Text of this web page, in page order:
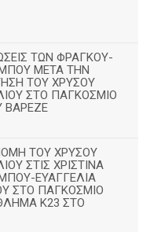
ΤΩΝ ΦΡΑΓΚΟΥ-
ΜΕΤΑ ΤΗΝ
ΤΟΥ ΧΡΥΣΟΥ
ΣΤΟ ΠΑΓΚΟΣΜΙΟ
ΒΑΡΕΖΕ
ΤΟΥ ΧΡΥΣΟΥ
ΣΤΙΣ ΧΡΙΣΤΙΝΑ
ΕΥΑΓΓΕΛΙΑ
ΣΤΟ ΠΑΓΚΟΣΜΙΟ
Κ23 ΣΤΟ